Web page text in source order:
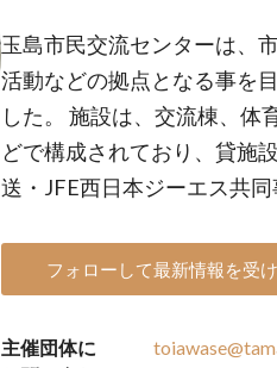
玉島市民交流センターは、
活動などの拠点となる事を
した。 施設は、交流棟、体
どで構成されており、貸施
送・JFE西日本ジーエス共
フォローして最新情報を受
主催団体に